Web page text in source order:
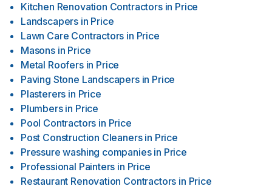
Kitchen Renovation Contractors in Price
Landscapers in Price
Lawn Care Contractors in Price
Masons in Price
Metal Roofers in Price
Paving Stone Landscapers in Price
Plasterers in Price
Plumbers in Price
Pool Contractors in Price
Post Construction Cleaners in Price
Pressure washing companies in Price
Professional Painters in Price
Restaurant Renovation Contractors in Price